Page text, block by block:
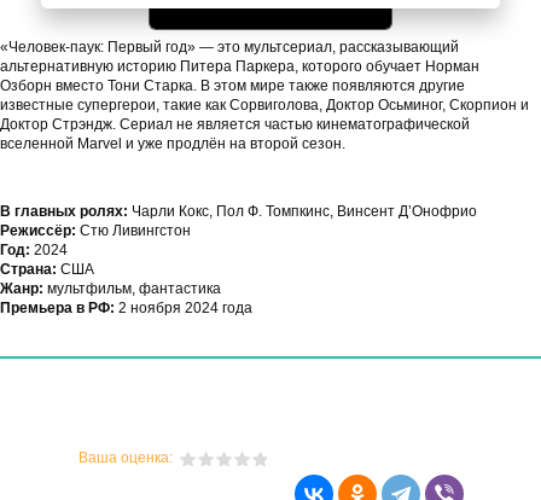
«Человек-паук: Первый год» — это мультсериал, рассказывающий
альтернативную историю Питера Паркера, которого обучает Норман
Озборн вместо Тони Старка. В этом мире также появляются другие
известные супергерои, такие как Сорвиголова, Доктор Осьминог, Скорпион и
Доктор Стрэндж. Сериал не является частью кинематографической
вселенной Marvel и уже продлён на второй сезон.
В главных ролях: Чарли Кокс, Пол Ф. Томпкинс, Винсент Д’Онофрио
Режиссёр: Стю Ливингстон
Год: 2024
Страна: США
Жанр: мультфильм, фантастика
Премьера в РФ: 2 ноября 2024 года
Ваша оценка: